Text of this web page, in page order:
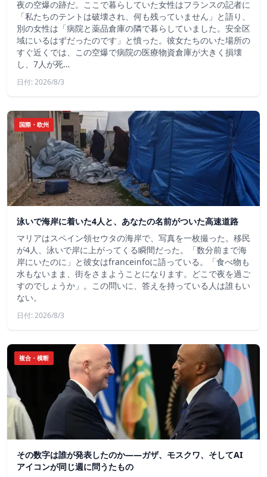
夜の空爆の跡だ。ここで暮らしていた女性はフランスの記者に
「私たちのテントは破壊され、何も残っていません」と語り、
別の女性は「病院と薬品倉庫の隣で暮らしていました。安全区
域にいるはずだったのです」と憤った。彼女たちのいた場所の
すぐ近くでは、この空爆で病院の医療物資倉庫が大きく損壊
し、7人が死…
日付: 2026/8/3
国際・欧州
泳いで海岸に着いた4人と、あなたの名前がついた高速道路
マリアはスペイン領セウタの海岸で、写真を一枚撮った。移民
が4人、泳いで岸に上がってくる瞬間だった。「数分前まで海
岸にいたのに」と彼女はfranceinfoに語っている。「食べ物も
水もないまま、街をさまようことになります。どこで夜を過ご
すのでしょうか」。この問いに、答えを持っている人は誰もい
ない。
日付: 2026/8/3
複合・横断
その数字は誰が発表したのか——ガザ、モスクワ、そしてAI
アイコンが同じ週に問うたもの